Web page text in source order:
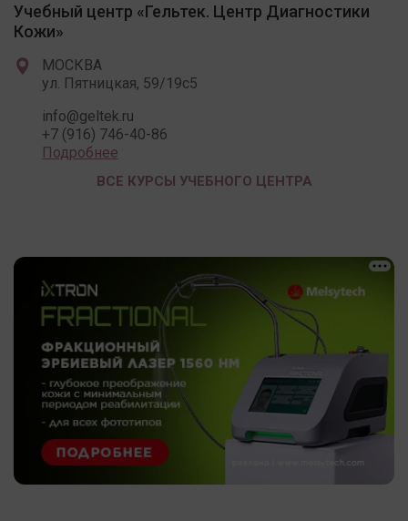
Учебный центр «Гельтек. Центр Диагностики
Кожи»
МОСКВА
ул. Пятницкая, 59/19c5
info@geltek.ru
+7 (916) 746-40-86
Подробнее
ВСЕ КУРСЫ УЧЕБНОГО ЦЕНТРА